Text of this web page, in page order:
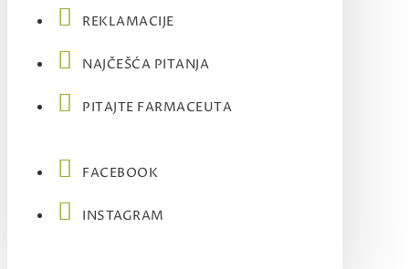
REKLAMACIJE
NAJČEŠĆA PITANJA
PITAJTE FARMACEUTA
FACEBOOK
INSTAGRAM